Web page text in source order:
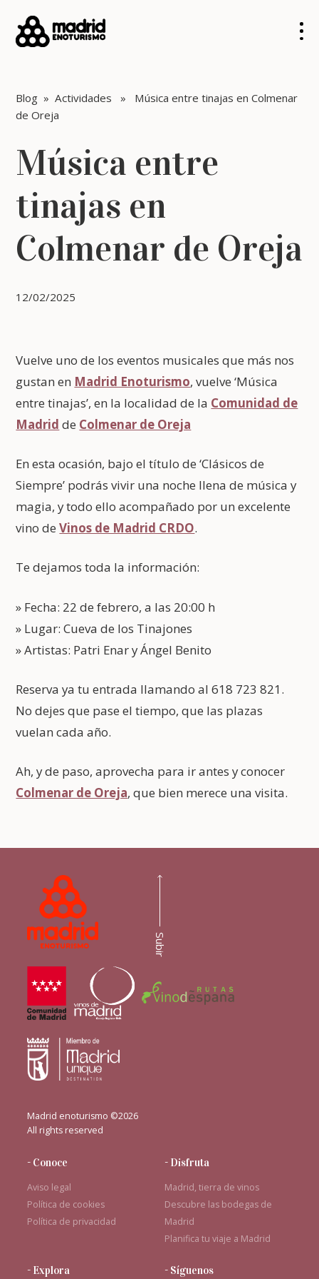
Blog »Actividades » Música entre tinajas en Colmenar
de Oreja
Música entre
tinajas en
Colmenar de Oreja
12/02/2025
Vuelve uno de los eventos musicales que más nos
gustan en Madrid Enoturismo, vuelve ‘Música
entre tinajas’, en la localidad de la Comunidad de
Madrid de Colmenar de Oreja
En esta ocasión, bajo el título de ‘Clásicos de
Siempre’ podrás vivir una noche llena de música y
magia, y todo ello acompañado por un excelente
vino deVinos de Madrid CRDO.
Te dejamos toda la información:
» Fecha: 22 de febrero, a las 20:00 h
» Lugar: Cueva de los Tinajones
» Artistas: Patri Enar y Ángel Benito
Reserva ya tu entrada llamando al 618 723 821.
No dejes que pase el tiempo, que las plazas
vuelan cada año.
Ah, y de paso, aprovecha para ir antes y conocer
Colmenar de Oreja, que bien merece una visita.
Madrid enoturismo ©2026
All rights reserved
- Conoce
Aviso legal
Política de cookies
Política de privacidad
- Disfruta
Madrid, tierra de vinos
Descubre las bodegas de
Madrid
Planifica tu viaje a Madrid
- Explora - Síguenos
Subir